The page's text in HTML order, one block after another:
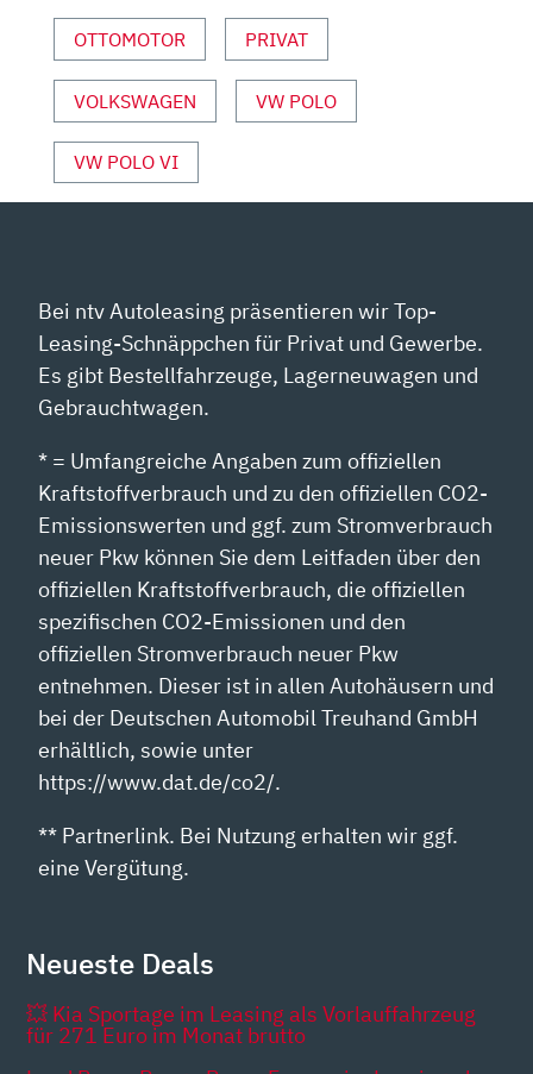
UND
SPORT“
YOUTUBE
ANZEIGEN
OTTOMOTOR PRIVAT
VOLKSWAGEN VW POLO
VW POLO VI
Bei ntv Autoleasing präsentieren wir Top-
Leasing-Schnäppchen für Privat und Gewerbe.
Es gibt Bestellfahrzeuge, Lagerneuwagen und
Gebrauchtwagen.
* = Umfangreiche Angaben zum offiziellen
Kraftstoffverbrauch und zu den offiziellen CO2-
Emissionswerten und ggf. zum Stromverbrauch
neuer Pkw können Sie dem Leitfaden über den
offiziellen Kraftstoffverbrauch, die offiziellen
spezifischen CO2-Emissionen und den
offiziellen Stromverbrauch neuer Pkw
entnehmen. Dieser ist in allen Autohäusern und
bei der Deutschen Automobil Treuhand GmbH
erhältlich, sowie unter
https://www.dat.de/co2/.
** Partnerlink. Bei Nutzung erhalten wir ggf.
eine Vergütung.
Neueste Deals
💥 Kia Sportage im Leasing als Vorlauffahrzeug
für 271 Euro im Monat brutto